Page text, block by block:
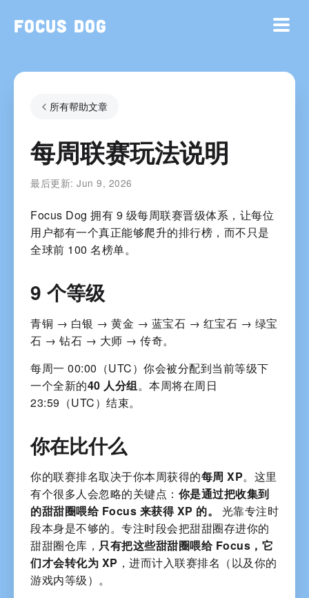
Focus Dog
所有帮助文章
每周联赛玩法说明
最后更新: Jun 9, 2026
Focus Dog 拥有 9 级每周联赛晋级体系，让每位
用户都有一个真正能够爬升的排行榜，而不只是
全球前 100 名榜单。
9 个等级
青铜 → 白银 → 黄金 → 蓝宝石 → 红宝石 → 绿宝
石 → 钻石 → 大师 → 传奇。
每周一 00:00（UTC）你会被分配到当前等级下
一个全新的40 人分组。本周将在周日
23:59（UTC）结束。
你在比什么
你的联赛排名取决于你本周获得的每周 XP。这里
有个很多人会忽略的关键点： 你是通过把收集到
的甜甜圈喂给 Focus 来获得 XP 的。
光靠专注时
段本身是不够的。专注时段会把甜甜圈存进你的
甜甜圈仓库， 只有把这些甜甜圈喂给 Focus，它
们才会转化为 XP ，进而计入联赛排名（以及你的
游戏内等级）。